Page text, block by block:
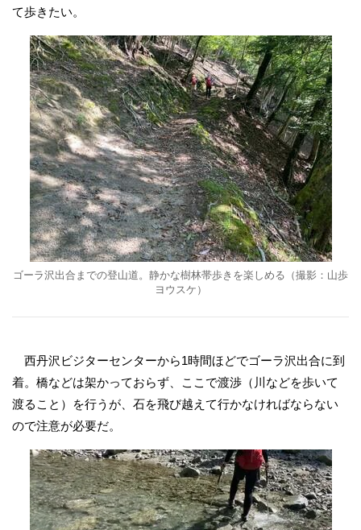
て歩きたい。
ゴーラ沢出合までの登山道。静かな樹林帯歩きを楽しめる（撮影：山歩
ヨウスケ）
西丹沢ビジターセンターから1時間ほどでゴーラ沢出合に到
着。橋などは架かっておらず、ここで渡渉（川などを歩いて
渡ること）を行うが、石を飛び越えて行かなければならない
ので注意が必要だ。